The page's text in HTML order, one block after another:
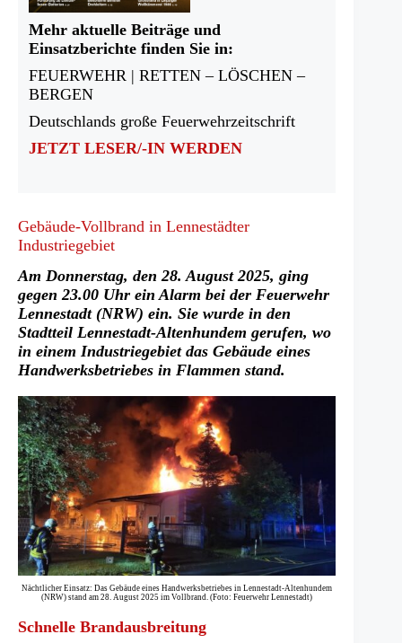
Mehr aktuelle Beiträge und
Einsatzberichte finden Sie in:
FEUERWEHR | RETTEN – LÖSCHEN –
BERGEN
Deutschlands große Feuerwehrzeitschrift
JETZT LESER/-IN WERDEN
Gebäude-Vollbrand in Lennestädter
Industriegebiet
Am Donnerstag, den 28. August 2025, ging
gegen 23.00 Uhr ein Alarm bei der Feuerwehr
Lennestadt (NRW) ein. Sie wurde in den
Stadtteil Lennestadt-Altenhundem gerufen, wo
in einem Industriegebiet das Gebäude eines
Handwerksbetriebes in Flammen stand.
Nächtlicher Einsatz: Das Gebäude eines Handwerksbetriebes in Lennestadt-Altenhundem
(NRW) stand am 28. August 2025 im Vollbrand. (Foto: Feuerwehr Lennestadt)
Schnelle Brandausbreitung